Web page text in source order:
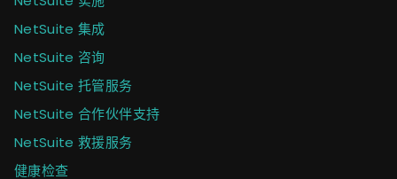
NetSuite 集成
NetSuite 咨询
NetSuite 托管服务
NetSuite 合作伙伴支持
NetSuite 救援服务
健康检查